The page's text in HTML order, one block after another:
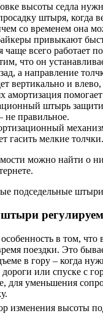
высоты седла
штыря, когда
со временем она
привыкают
чаще всего работает
что он
а направление
вертикально и
амортизация
штырь
не правильное.
гасить мелкие толчки.
можно найти о
в том, что
поездки. Это
в гору – когда
дороги или спуске с
для уменьшения